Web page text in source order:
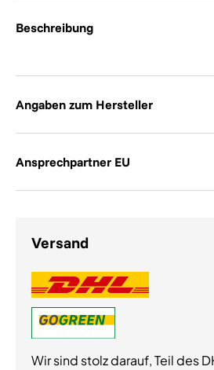
Beschreibung
Angaben zum Hersteller
Ansprechpartner EU
Versand
Wir sind stolz darauf, Teil des